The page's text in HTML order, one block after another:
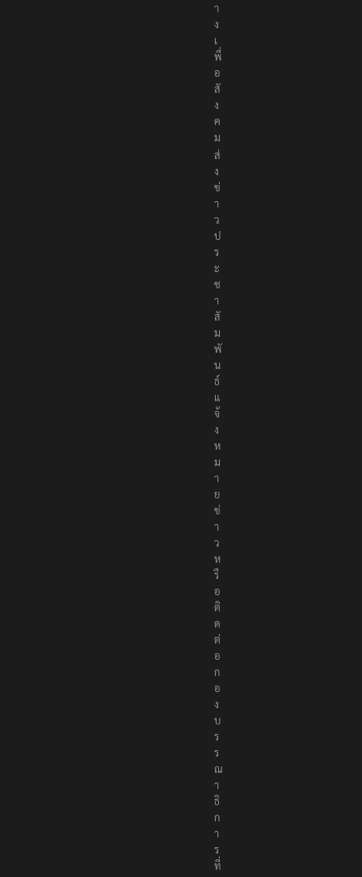
า
ง
เ
พื่
อ
สั
ง
ค
ม
ส่
ง
ข่
า
ว
ป
ร
ะ
ช
า
สั
ม
พั
น
ธ์
แ
จ้
ง
ห
ม
า
ย
ข่
า
ว
ห
รื
อ
ติ
ด
ต่
อ
ก
อ
ง
บ
ร
ร
ณ
า
ธิ
ก
า
ร
ที่